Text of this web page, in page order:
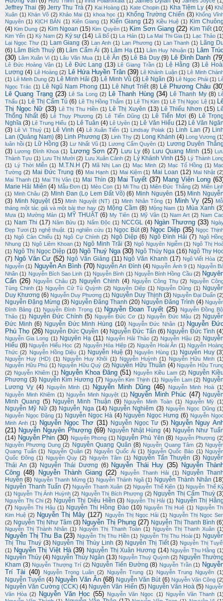
Jeffrey Thai (9) Jerry Thu Trà (7) Kai Hoàng (1) Kate Chopin (1) Kha Tiệm Ly (4)
Xuân (1) Khán Võ (2) Khảo Mai (1) khoa học (1) Khổng Trường Chiến (3) Khổng
Nguyên (1) KỊCH BẢN (1) Kiên Giang (1) Kiến Giang (12) Kiều Huệ (1) Kim
(4) Kim Dung (2) Kim Ngoan (15) Kim Quyên (1) Kim Sơn Giang (22) Kim Tiết
Kim Yến (1) Kỳ Nam (2) Ký sự (14) Lã Bố (1) La Hán (1) La Mai Thi Gia (1) Lạc Thảo
Lại Ngọc Thư (1) Lam Giang (3) Lan Anh (1) Lan Phương (1) Lan Thanh (1) Lãng
(6) Lâm Bích Thuỷ (8) Lâm Cẩm Ái (3) Lâm Hạ (11) Lâm Huy Nhuận (1) Lâm
(30) Lâm Xuân Vi (1) Lâu Văn Mua (1) Lê Ân (5) Lê Bá Duy (9) Lê Đình Danh
Lê Đức Hoàng Vân (1) Lê Đức Lang (13) Lê Giang Trần (1) Lệ Hằng (3) Lê
Lương (4) Lê Hoàng (2) Lê Hứa Huyền Trân (39) Lê Khánh Luận (1) Lê Minh
(1) Lê Minh Dung (2) Lê Minh Hải (3) Lê Minh Vũ (3) Lê Ngân (3) Lê Ngọc Phái (1)
Ngọc Trác (1) Lê Ngũ Nam Phong (11) Lê Nhựt Triết (8) Lê Phương Châu
Lê Quang Trạng (23) Lê Sa Long (2) Lê Thanh Hùng (34) Lê Thanh My (8)
Thấu (1) Lê Thị Cẩm Tú (6) Lê Thị Hồng Thắm (1) Lê Thị Kim (1) Lê Thị Ngọc Lệ (1)
Thị Ngọc Nữ (33) Lê Thị Thu Hiền (1) Lê Thị Xuyên (13) Lê Thiếu Nhơn (15)
Thống Nhất (6) Lê Thụy Phương (2) Lê Tiến Dũng (1) Lê Tiến Mợi (6) Lê
Nghĩa (3) Lê Trung Hiếu (1) Lê Tuân (4) Lê Uyên (1) Lê Văn Hiếu (12) Lê Văn
(3) Lê Vi Thuỷ (1) Lê Vinh (4) Lê Xuân Tiến (1) Lindsay Polak (1) Linh Lan (7)
Lan (Quảng Nam) (8) Linh Phương (3) Linh Thy (2) Long Khánh (4) Long Vương
luân hồi (1) Lữ Hồng (3) Lư Nhất Vũ (1) Lương Cẩm Quyên (1) Lương Duyên
(3) Lương Đình Khoa (1) Lương Sơn (27) Lưu Ly (6) Lưu Quang Minh (15)
Thành Tựu (1) Lưu Thị Mười (2) Lưu Xuân Cảnh (2) Lý Khánh Vinh (15) Lý Thành
(1)
Lý Thời Miễn (1) M.T.N.H (7) Mã Nhị Lan (1) Mạc Minh (2) Mạc Tố Hồng (1)
Tường (2) Mai Đức Trung (6) Mai Hạnh (1) Mai Kiệm (1) Mai Loan (12) Mai Nhật
Mai Thanh (1) Mai Thị Vân (1) Mai Thìn (3) Mai Tuyết (37) Mang Viên Long
Marie Hải Miên (4) Mẫu Đơn (1) Mèo Con (1) Mi Thu (1) Miên Đức Thắng (2) Miên
(1) Minh Châu (2) Minh Đan (Lọ Lem Đất Võ) (6) Minh Nguyên (15) Minh
(3) Minh Nguyệt (15) Minh Nguyệt (NT) (1) Minh Nhân Tông (1) Minh Vy (25)
tháng một tác giả và một bài thơ hay (2) Mộng Cầm (8) Mộng Nam (1) Mùa Xanh
Mưa (1) Mường Mán (1) MỸ THUẬT (6) My Tiên (1) Mỹ Vân (1) Nam Art (2) Nam
(1) Nam Thi (17) Năm Bửu (1) Nấm Độc (1) NCCGL (4) Ngàn Thương (33)
Đẹp Tươi (1) nghệ thuật. (1) nghiên cứu (1) Ngọc Bút (8) Ngọc Diệp (35) Ngọc
(1) Ngô Càn Chiểu (1) Ngô Cự Chính (2) Ngô Diệp (6) Ngô Đình Hải (7) Ngô
Nhung (1) Ngô Liêm Khoan (1) Ngô Minh Trãi (3) Ngô Nguyên Ngiễm (1) Ngô Thị
(1) Ngô Thị Ngọc Diệp (10) Ngô Thuý Nga (30) Ngô Thúy Nga (16) Ngô Thy
(7) Ngô Văn Cư (52) Ngô Văn Giảng (11) Ngô Văn Khanh (17) Ngô Viết Hòa
Nguyễn (1) Nguyễn An Bình (70) Nguyễn An Đình (4) Nguyễn Ánh 9 (1) Nguyễn
Nhân (1) Nguyễn Bích Sao Linh (1) Nguyễn Bình (1) Nguyễn Bính Hồng Cầu (2)
Cẩn (26) Nguyễn Châu (2) Nguyễn Chinh (4) Nguyễn Công Thụ (2) Nguyễn
Tùng Chinh (1) Nguyễn Cử Tú Quỳnh (2) Nguyên Diệp (1) Nguyễn Dũng (1)
Duy Khương (6) Nguyễn Duy Phương (1) Nguyễn Duy Thịnh (3) Nguyễn Đại Duẩn
Nguyễn Đặng Mừng (3) Nguyễn Đăng Thanh (20) Nguyễn Đăng Trình (4)
Đình Bảng (1) Nguyễn Đình Trọng (1) Nguyễn Đoan Tuyết (25)
Nguyễn Đồng
Thảo (1) Nguyễn Đức Chính (5) Nguyễn Đức Cơ (1) Nguyễn Đức Mậu (2)
Đức Minh (6) Nguyễn Đức Minh Hùng (10) Nguyễn Đức Nhân (1) Nguyễn
Phú Thọ (26) Nguyễn Đức Quyền (4) Nguyễn Đức Tấn (6) Nguyễn Đức Tình
Nguyễn Gia Long (1) Nguyên Hạ (11) Nguyễn Hải Thảo (2) Nguyễn Hậu (2)
Hiếu (8) Nguyễn Hiếu Học (2) Nguyễn Hòa Hiệp (2) Nguyễn Hoài Ân (1) Nguyễn
Thức (2) Nguyễn Hồng Diệu (1) Nguyễn Huệ (3) Nguyên Hùng (1) Nguyễn Huy
Nguyễn Huy (HD) (1) Nguyễn Huy Khôi (1) Nguyễn Huỳnh (1) Nguyễn Hữu Minh
Nguyễn Hữu Phú (1) Nguyễn Hữu Quý (2) Nguyễn Hữu Thuần (4) Nguyễn Hữu
(2) Nguyễn Khiêm (1) Nguyễn Khoa Đăng (51) Nguyễn Kiều Lam (2) Nguyễn
Phương (3) Nguyễn Kim Hương (7) Nguyễn Kim Thịnh (1) Nguyễn Lam (2)
Lương Vỵ (4) Nguyên Minh (1) Nguyễn Minh Dũng (46) Nguyễn Minh Hoà
Nguyễn Minh Khiêm (1) Nguyễn Minh Nguyệt (1) Nguyễn Minh Phúc (47)
Minh Quang (5) Nguyễn Minh Thuận (9) Nguyễn Minh Toàn (1) Nguyễn Mỳ
Nguyễn Mỹ Nữ (3) Nguyễn Nga (14) Nguyễn Nghiêm (3) Nguyễn Ngọc Dũng
Nguyễn Ngọc Đặng (1) Nguyễn Ngọc Hà (4) Nguyễn Ngọc Hưng (6) Nguyễn
Minh Anh (1) Nguyễn Ngọc Thơ (31) Nguyễn Ngọc Tư (5) Nguyễn Nguy
(21) Nguyễn Nguyên Phượng (69) Nguyễn Nhật Hùng (4) Nguyễn Như
(14) Nguyễn Phin (30) Nguyên Phong (1) Nguyễn Phú Yên (8) Nguyễn Phượng
Nguyễn Phương Dung (2) Nguyễn Quang Quân (8) Nguyễn Quang Tâm (2)
Quang Tuấn (1) Nguyễn Quân (2) Nguyễn Quốc Ái (1) Nguyễn Quốc Bảo (1)
Quốc Đông (1) Nguyễn Quy (2) Nguyên Tâm (1) Nguyễn Tấn Thuyên (3)
Thái An (3) Nguyễn Thái Dương (6) Nguyễn Thái Huy (35)
Nguyễn
Công (48) Nguyễn Thành Giang (22) Nguyễn Thanh Hải (1)
Nguyễn
Huyền (8) Nguyễn Thanh Mừng (1) Nguyễn Thánh Ngã (1) Nguyễn Thành Nhân
Nguyễn Thanh Tuấn (7) Nguyễn Thanh Xuân (2) Nguyễn Thế Kiên (1) Nguyễn Thế
(1) Nguyễn Thị Ánh Huỳnh (2) Nguyễn Thị Bích Phượng (2) Nguyễn Thị Cẩm Thuỳ
Nguyễn Thị Chi (2) Nguyễn Thị Diệu Hiền (3) Nguyễn Thị Hải (1) Nguyễn Thị
(7) Nguyễn Thị Hậu (1) Nguyễn Thị Hồng Đào (10) Nguyễn Thị Huệ (1) Nguyễn
Kim Huệ (2) Nguyễn Thị Mây (127) Nguyễn Thị Ngọc Hải (1) Nguyễn Thị Ngọc
(2) Nguyễn Thị Như Tâm (3) Nguyễn Thị Phụng (27) Nguyễn Thị Thanh Bình
Nguyễn Thị Thành Nhân (1) Nguyễn Thị Thanh Toàn (1) Nguyễn Thị Thanh Xuân
Nguyễn Thị Thu Ba (23) Nguyễn Thị Thu Hiền (1) Nguyễn Thị Thu Hoài (1)
Thị Thu Thuý (3) Nguyễn Thị Thùy Linh (3) Nguyễn Thị Tiết (3) Nguyễn Thị
(1) Nguyễn Thị Việt Hà (39) Nguyễn Thị Xuân Hương (14) Nguyễn Thu Hằng
Nguyễn Thủy (4) Nguyễn Thúy Ngân (13) Nguyễn Thuý Quỳnh (2) Nguyễn
Kham (3) Nguyễn Thượng Trí (2) Nguyễn Tiến Đường (8) Nguyễn Trần (1)
Trí Tài (40) Nguyễn Trọng Luân (2) Nguyễn Trung (1) Nguyễn Trung Nguyên
Nguyễn Tuyển (4) Nguyễn Văn Ân (68) Nguyễn Văn Bút (6) Nguyễn Văn Công
Nguyễn Văn Cường (CCK) (4) Nguyễn Văn Hiến (5) Nguyễn Văn Hoà (5)
Văn Hòa (2) Nguyễn Văn Học (55) Nguyễn Văn Ngọc (1) Nguyễn Văn Thanh